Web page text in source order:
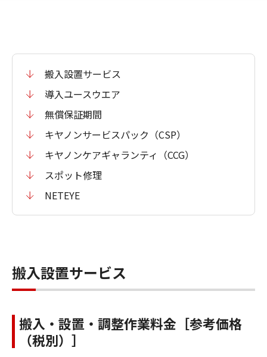
搬入設置サービス
導入ユースウエア
無償保証期間
キヤノンサービスパック（CSP）
キヤノンケアギャランティ（CCG）
スポット修理
NETEYE
搬入設置サービス
搬入・設置・調整作業料金［参考価格
（税別）］